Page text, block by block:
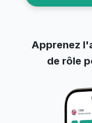
Apprenez
de rôle